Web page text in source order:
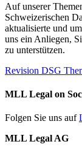
Auf unserer
Schweizerischen
aktualisierte und
uns ein Anliegen,
zu unterstützen.
Revision DSG
MLL Legal on
Folgen Sie uns auf
MLL Legal AG